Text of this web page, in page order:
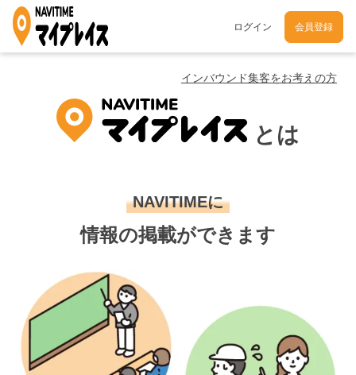
ログイン 会員登録
インバウンド集客をお考えの方
とは
NAVITIMEに
情報の掲載ができます